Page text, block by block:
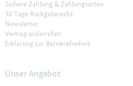
Sichere Zahlung & Zahlungsarten
30 Tage Rückgaberecht
Newsletter
Vertrag widerrufen
Erklärung zur Barrierefreiheit
Unser Angebot